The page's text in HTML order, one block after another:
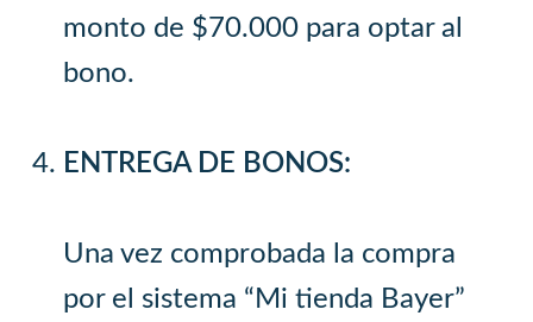
monto de $70.000 para optar al
bono.
ENTREGA DE BONOS:
Una vez comprobada la compra
por el sistema “Mi tienda Bayer”